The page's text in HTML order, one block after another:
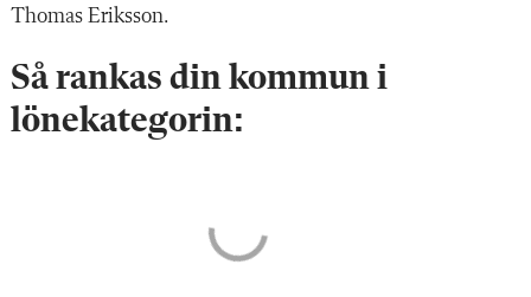
Thomas Eriksson.
Så rankas din kommun i
lönekategorin: